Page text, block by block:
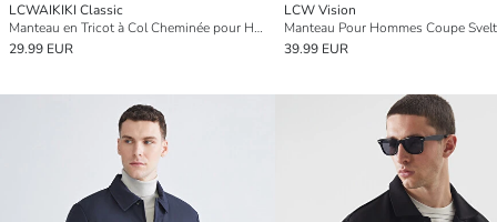
LCWAIKIKI Classic
Manteau en Tricot à Col Cheminée pour Hommes Coupe Régulière
29.99 EUR
LCW Vision
39.99 EUR